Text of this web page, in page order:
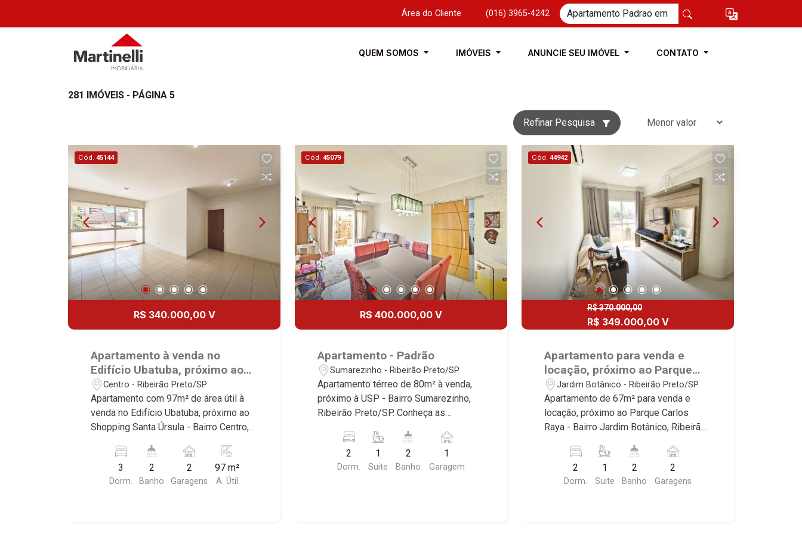
Área do Cliente (016) 3965-4242
QUEM SOMOS IMÓVEIS ANUNCIE SEU IMÓVEL CONTATO
281 IMÓVEIS - PÁGINA 5
Refinar Pesquisa
Cód. 45144
R$ 340.000,00 V
Apartamento à venda no
Edifício Ubatuba, próximo ao
Shopping Santa Úrsula -
Ribeirão Preto/SP.
Centro - Ribeirão Preto/SP
Apartamento com 97m² de área útil à
venda no Edifício Ubatuba, próximo ao
Shopping Santa Úrsula - Bairro Centro,
características deste imóvel que a
Martinelli Imobiliária selecionou para
você: - 97m² de área útil - 3 dormitórios
3
Dorm.
2
Banho
2
Garagens
97 m²
A. Útil
Cód. 45079
R$ 400.000,00 V
Apartamento - Padrão
Sumarezinho - Ribeirão Preto/SP
Apartamento térreo de 80m² à venda,
próximo à USP - Bairro Sumarezinho,
Ribeirão Preto/SP. Conheça as
Martinelli Imobiliária selecionou para
com armários sendo 1 suíte - Banheiro
2
Dorm.
1
Suite
2
Banho
1
Garagem
Cód. 44942
R$ 370.000,00
R$ 349.000,00 V
Apartamento para venda e
locação, próximo ao Parque
Carlos Raya - Ribeirão
Preto/SP.
Jardim Botânico - Ribeirão Preto/SP
Apartamento de 67m² para venda e
locação, próximo ao Parque Carlos
Raya - Bairro Jardim Botânico, Ribeirão
deste imóvel que a Martinelli
Imobiliária selecionou para você: -
67m² de área útil - 2 dormitórios com
2
Dorm.
1
Suite
2
Banho
2
Garagens